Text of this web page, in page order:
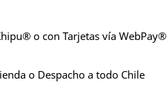
o con Tarjetas vía WebPay®
o Despacho a todo Chile